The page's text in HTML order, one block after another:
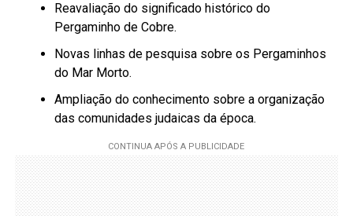
Reavaliação do significado histórico do
Pergaminho de Cobre.
Novas linhas de pesquisa sobre os Pergaminhos
do Mar Morto.
Ampliação do conhecimento sobre a organização
das comunidades judaicas da época.